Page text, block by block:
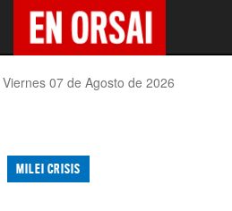
Viernes 07 de Agosto de 2026
MILEI CRISIS